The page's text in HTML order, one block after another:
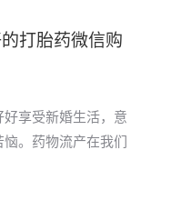
打胎药微信购
享受新婚生活，意
。药物流产在我们